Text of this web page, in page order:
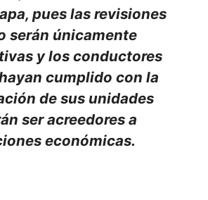
pues las revisiones
serán únicamente
y los conductores
cumplido con la
de sus unidades
ser acreedores a
económicas.